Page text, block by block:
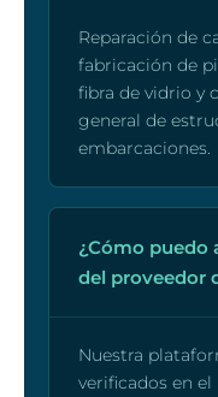
Reparación de
fabricación de
fibra de vidrio y
general de
embarcaciones.
¿Cómo puedo
del proveedor
Nuestra
verificados en